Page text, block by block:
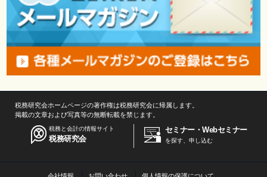
税務研究会ホームページの著作権は税務研究会に帰属します。
掲載の文章および写真等の無断転載を禁じます。
税務と会計の情報サイト
税務研究会
セミナー・Webセミナー
を探す、申し込む
会社情報 お問い合わせ 個人情報の保護について